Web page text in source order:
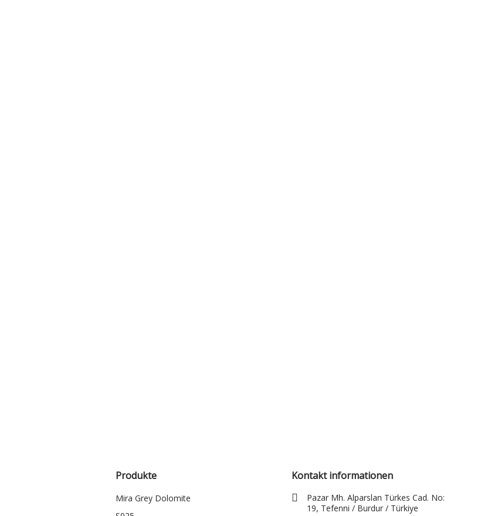
Produkte
Mira Grey Dolomite
Kontakt informationen
Pazar Mh. Alparslan Türkes Cad. No:
19, Tefenni / Burdur / Türkiye